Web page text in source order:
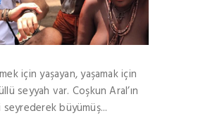
için yaşayan, yaşamak için
seyyah var. Coşkun Aral’ın
büyümüş...